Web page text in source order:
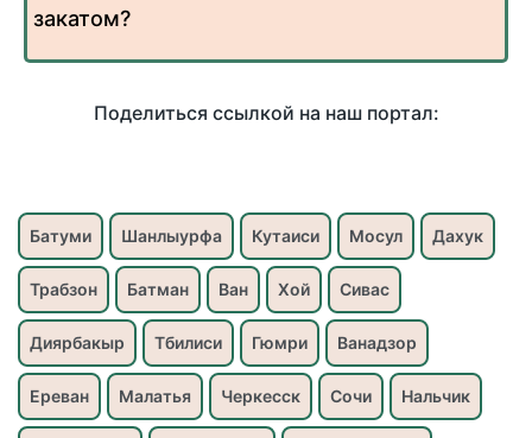
закатом?
Поделиться ссылкой на наш портал:
Батуми Шанлыурфа Кутаиси Мосул Дахук
Трабзон Батман Ван Хой Сивас
Диярбакыр Тбилиси Гюмри Ванадзор
Ереван Малатья Черкесск Сочи Нальчик